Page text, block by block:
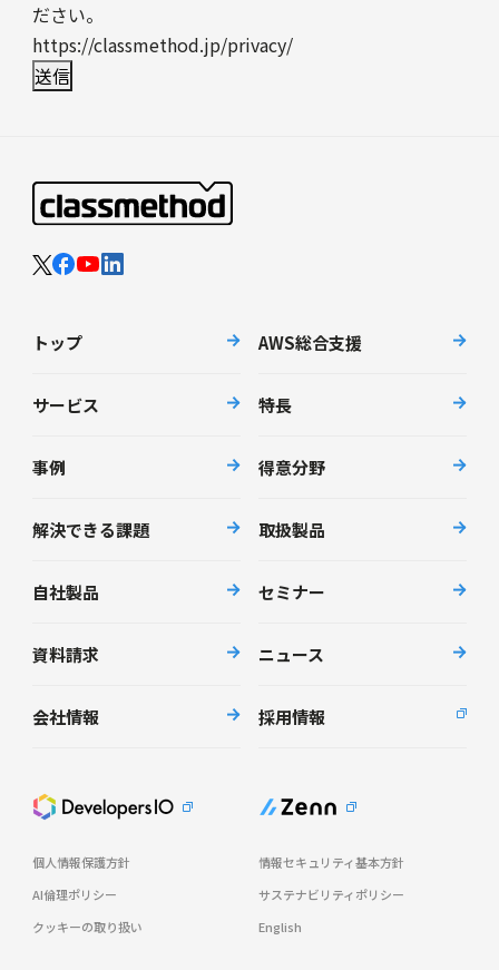
ださい。
https://classmethod.jp/privacy/
トップ AWS総合支援
サービス 特長
事例 得意分野
解決できる課題 取扱製品
自社製品 セミナー
資料請求 ニュース
会社情報 採用情報
個人情報保護方針
情報セキュリティ基本方針
AI倫理ポリシー
サステナビリティポリシー
クッキーの取り扱い
English